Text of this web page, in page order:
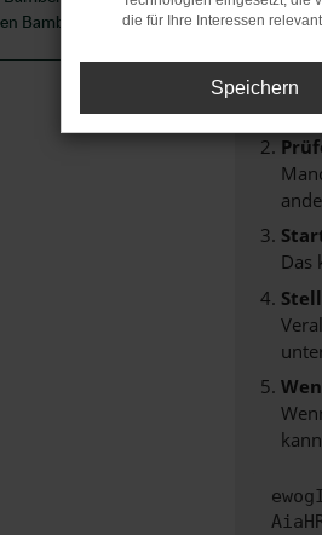
Bamberg
Beim
Das
die für Ihre Interessen
Speichern